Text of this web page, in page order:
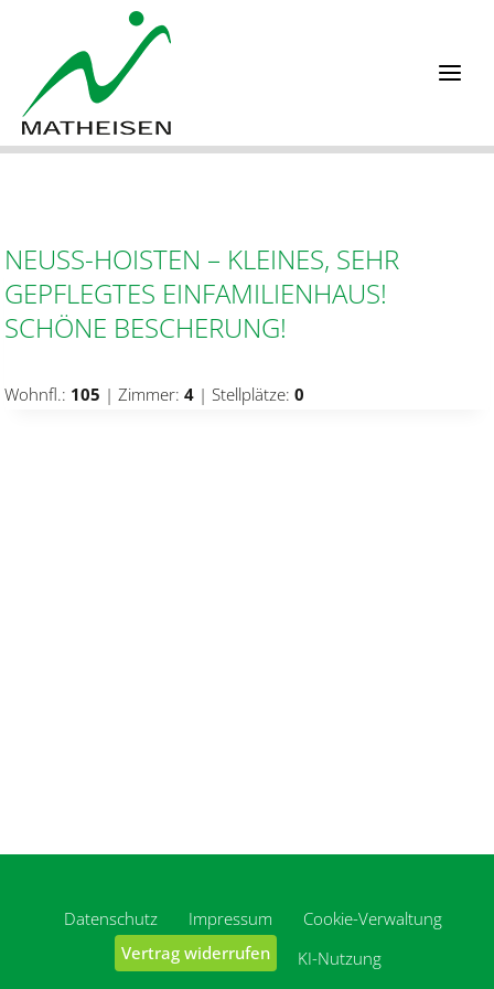
springen
NEUSS-HOISTEN – KLEINES, SEHR
GEPFLEGTES EINFAMILIENHAUS!
SCHÖNE BESCHERUNG!
Wohnfl.: 105 | Zimmer: 4 | Stellplätze: 0
Datenschutz Impressum
Cookie-Verwaltung
Vertrag widerrufen
KI-Nutzung